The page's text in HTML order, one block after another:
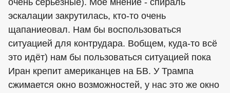
очень серьёзные). Моё мнение - спираль
эскалации закрутилась, кто-то очень
щапаниеовал. Нам бы воспользоваться
ситуацией для контрудара. Вобщем, куда-то всё
это идёт) нам бы пользоваться ситуацией пока
Иран крепит американцев на БВ. У Трампа
сжимается окно возможностей, у нас это же окно